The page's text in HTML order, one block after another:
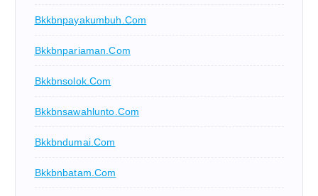
Bkkbnpayakumbuh.com
Bkkbnpariaman.com
Bkkbnsolok.com
Bkkbnsawahlunto.com
Bkkbndumai.com
Bkkbnbatam.com